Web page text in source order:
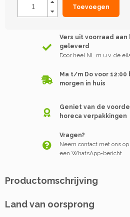
Toevoegen
Vers uit voorraad aan
geleverd
Door heel NL m.u.v. de
Ma t/m Do voor
morgen in huis
Geniet van de
horeca verpakkingen
Vragen?
Neem contact met ons
een WhatsApp-bericht
Productomschrijving
Land van oorsprong